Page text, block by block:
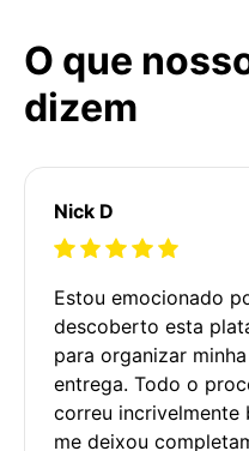
O que
dizem
Nick D
Estou emocionado
descoberto esta
para organizar minha
entrega. Todo o
correu incrivelmente
me deixou